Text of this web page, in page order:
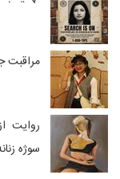
روایت
سوژه